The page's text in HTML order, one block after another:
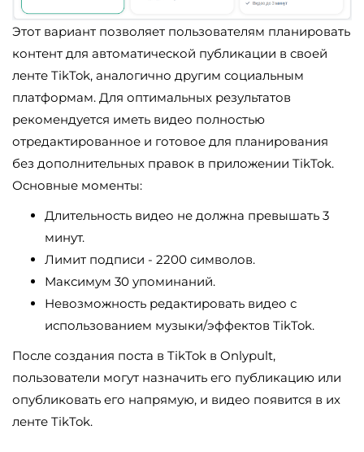
Этот вариант позволяет пользователям планировать
контент для автоматической публикации в своей
ленте TikTok, аналогично другим социальным
платформам. Для оптимальных результатов
рекомендуется иметь видео полностью
отредактированное и готовое для планирования
без дополнительных правок в приложении TikTok.
Основные моменты:
Длительность видео не должна превышать 3
минут.
Лимит подписи - 2200 символов.
Максимум 30 упоминаний.
Невозможность редактировать видео с
использованием музыки/эффектов TikTok.
После создания поста в TikTok в Onlypult,
пользователи могут назначить его публикацию или
опубликовать его напрямую, и видео появится в их
ленте TikTok.